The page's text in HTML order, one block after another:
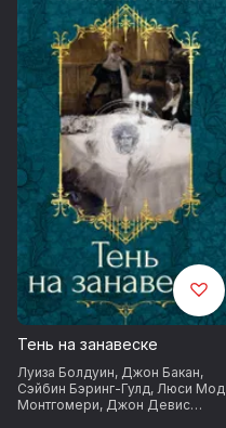
Бенсон
Э. и Х. Херон
Маргарет
Олифант
Тень на занавеске
Луиза Болдуин, Джон Бакан,
Сэйбин Бэринг-Гулд, Люси Мод
Монтгомери, Джон Девис